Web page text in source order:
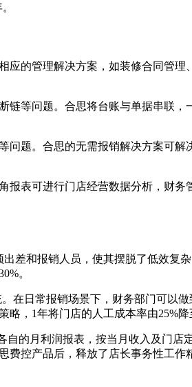
的管理解决方案，如装修合同管
等问题。合思将台账与单据串联
题。合思的无需报销解决方案可
表可进行门店经营数据分析，财
差和报销人员，使其摆脱了低效复
。
。在日常报销场景下，财务部门可以
，1年将门店的人工成本率由25%降
的月利润报表，按当月收入及门
控产品后，释放了店长事务性工作